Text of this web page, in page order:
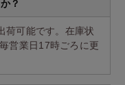
？
荷可能です。在庫状
営業日17時ごろに更